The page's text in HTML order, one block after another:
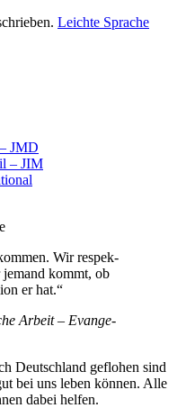
Leichte Sprache
JMD
– JIM
Wir respek­
kommt, ob
er hat.“
Arbeit – Evange­
Deutschland geflohen sind
bei uns leben können. Alle
dabei helfen.